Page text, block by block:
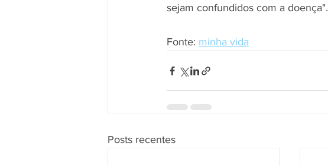
sejam confundidos com a doença".
Fonte: minha vida
Posts recentes